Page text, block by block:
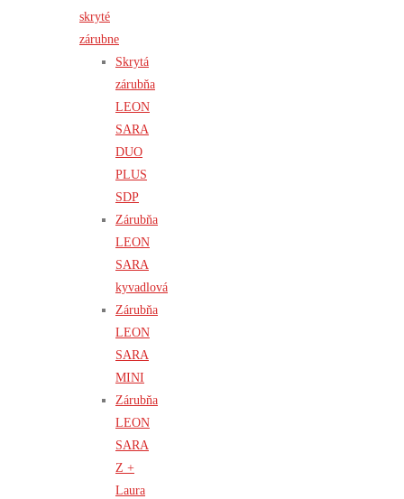
skryté
zárubne
Skrytá
zárubňa
LEON
SARA
DUO
PLUS
SDP
Zárubňa
LEON
SARA
kyvadlová
Zárubňa
LEON
SARA
MINI
Zárubňa
LEON
SARA
Z +
Laura